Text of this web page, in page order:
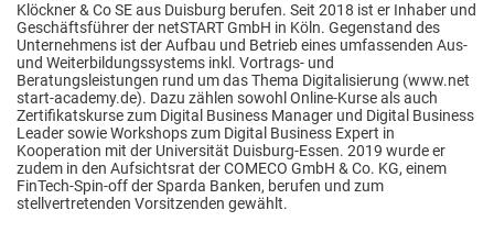
Klöckner & Co SE aus Duisburg berufen. Seit 2018 ist er Inhaber und
Geschäftsführer der netSTART GmbH in Köln. Gegenstand des
Unternehmens ist der Aufbau und Betrieb eines umfassenden Aus-
und Weiterbildungssystems inkl. Vortrags- und
Beratungsleistungen rund um das Thema Digitalisierung (www.net
start-academy.de). Dazu zählen sowohl Online-Kurse als auch
Zertifikatskurse zum Digital Business Manager und Digital Business
Leader sowie Workshops zum Digital Business Expert in
Kooperation mit der Universität Duisburg-Essen. 2019 wurde er
zudem in den Aufsichtsrat der COMECO GmbH & Co. KG, einem
FinTech-Spin-off der Sparda Banken, berufen und zum
stellvertretenden Vorsitzenden gewählt.